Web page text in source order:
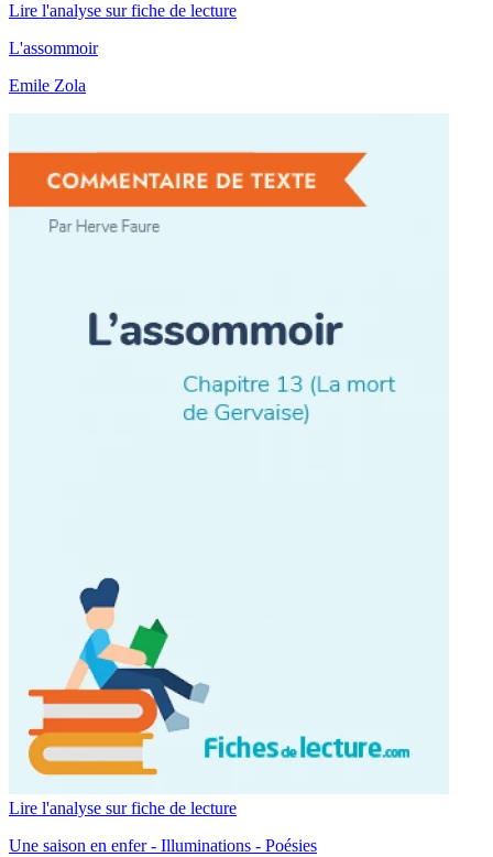
Lire l'analyse sur fiche de lecture
L'assommoir
Emile Zola
Lire l'analyse sur fiche de lecture
Une saison en enfer - Illuminations - Poésies